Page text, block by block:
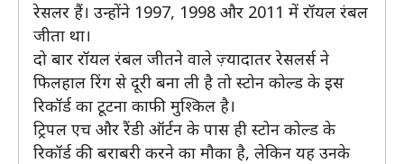
रेसलर हैं। उन्होंने 1997, 1998 और 2011 में रॉयल रंबल
जीता था।
दो बार रॉयल रंबल जीतने वाले ज़्यादातर रेसलर्स ने
फिलहाल रिंग से दूरी बना ली है तो स्टोन कोल्ड के इस
रिकॉर्ड का टूटना काफी मुश्किल है।
ट्रिपल एच और रैंडी ऑर्टन के पास ही स्टोन कोल्ड के
रिकॉर्ड की बराबरी करने का मौका है, लेकिन यह उनके